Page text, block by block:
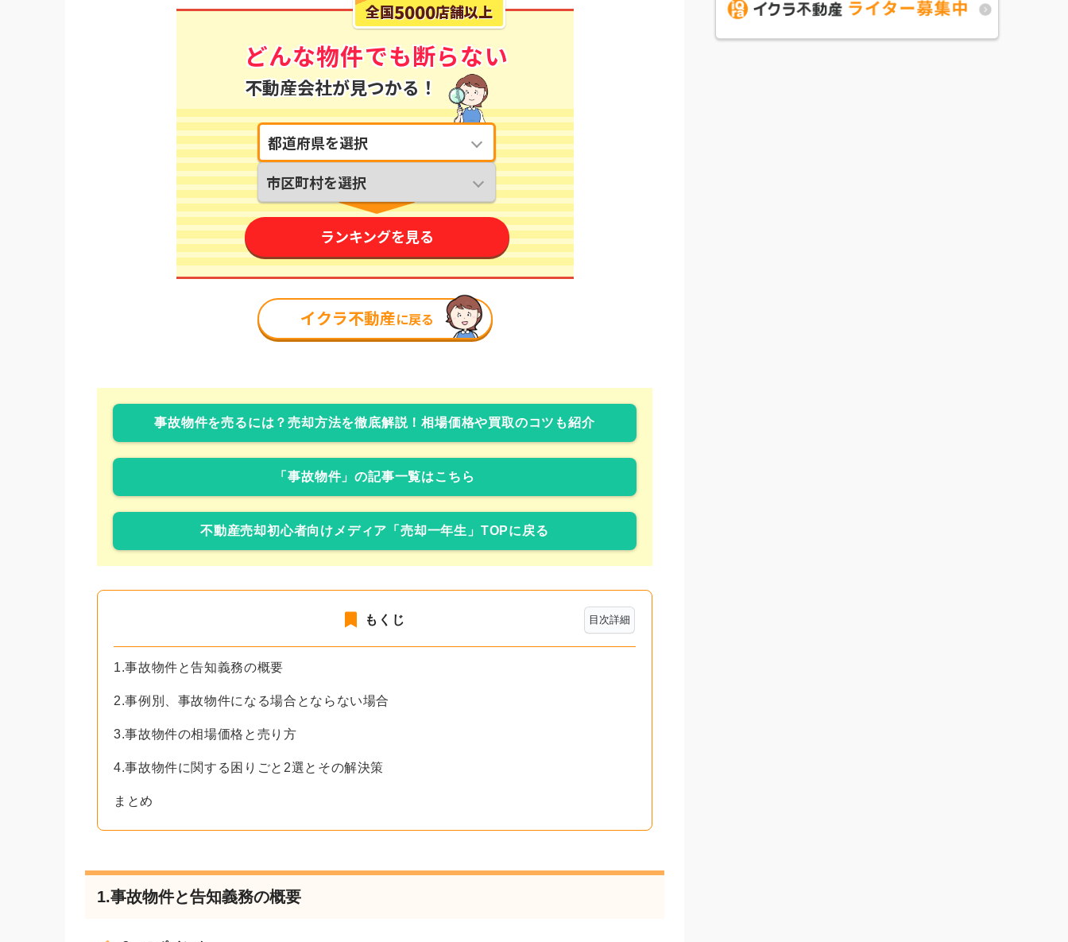
事故物件を売るには？売却方法を徹底解説！相場価格や買取のコツも紹介
「事故物件」の記事一覧はこちら
不動産売却初心者向けメディア「売却一年生」TOPに戻る
目次詳細
もくじ
1.事故物件と告知義務の概要
2.事例別、事故物件になる場合とならない場合
3.事故物件の相場価格と売り方
4.事故物件に関する困りごと2選とその解決策
まとめ
1.事故物件と告知義務の概要